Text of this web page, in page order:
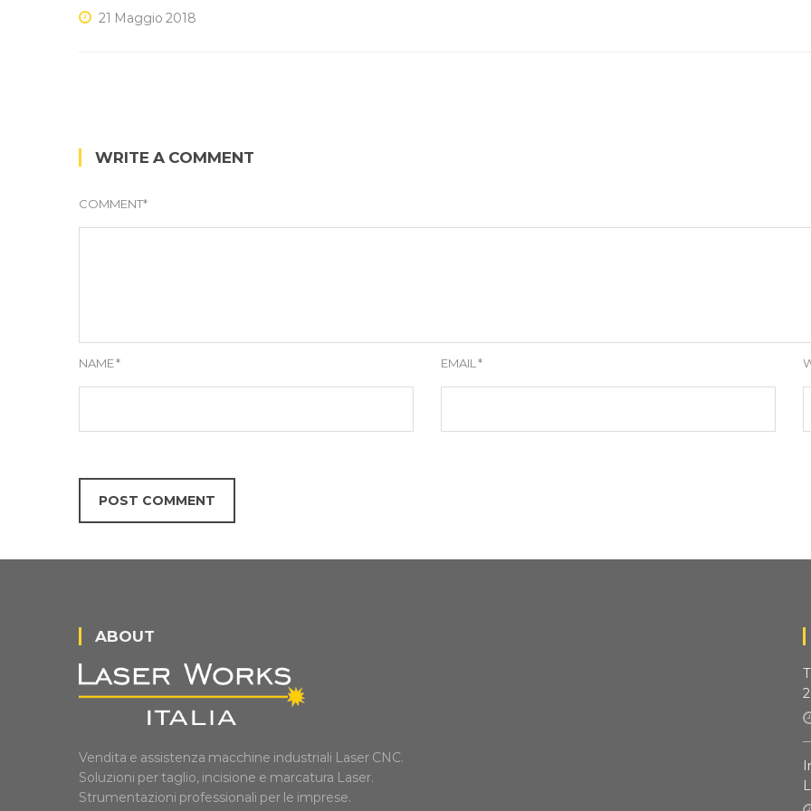
21 Maggio 2018
WRITE A COMMENT
COMMENT*
NAME* EMAIL *
ABOUT
Vendita e assistenza macchine industriali Laser CNC.
Soluzioni per taglio, incisione e marcatura Laser.
Strumentazioni professionali per le imprese.